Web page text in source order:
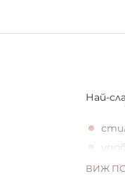
Най-
за
ВИЖ